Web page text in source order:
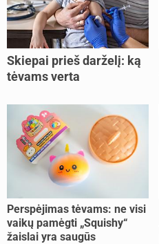
Skiepai prieš darželį: ką
tėvams verta
Perspėjimas tėvams: ne visi
vaikų pamėgti „Squishy“
žaislai yra saugūs